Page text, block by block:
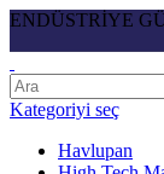
ENDÜSTRİYE
Kategoriyi seç
Havlupan